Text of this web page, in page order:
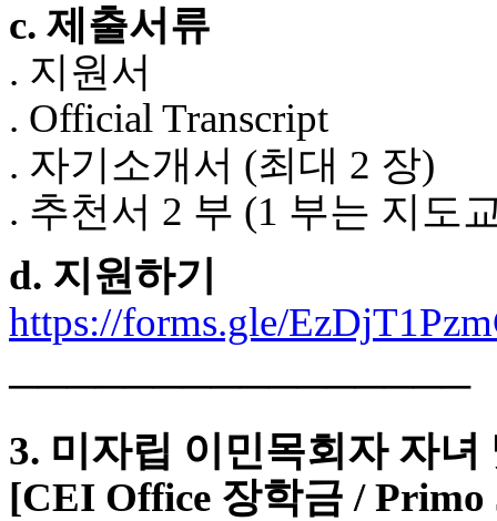
클
DOMCLUB
돔
클
럽
DOMCLUB.top
유
판
토
끼
최
신
c. 제출서류
. 지원서
. Official Transcript
. 자기소개서 (최대 2 장)
. 추천서 2 부 (1 부는 지도
d. 지원하기
https://forms.gle/
────────────────
3. 미자립 이민목회자 자
[CEI Office 장학금 /